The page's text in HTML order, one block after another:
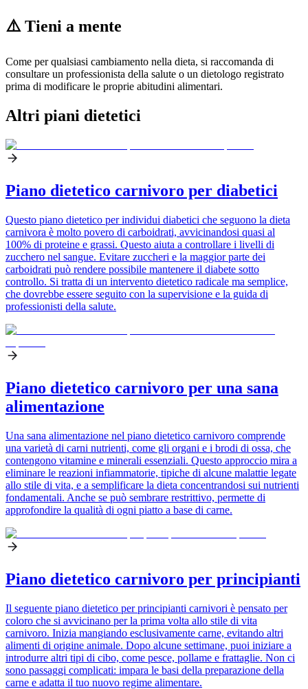
⚠️ Tieni a mente
Come per qualsiasi cambiamento nella dieta, si raccomanda di
consultare un professionista della salute o un dietologo registrato
prima di modificare le proprie abitudini alimentari.
Altri piani dietetici
Piano dietetico carnivoro per diabetici
Questo piano dietetico per individui diabetici che seguono la dieta
carnivora è molto povero di carboidrati, avvicinandosi quasi al
100% di proteine e grassi. Questo aiuta a controllare i livelli di
zucchero nel sangue. Evitare zuccheri e la maggior parte dei
carboidrati può rendere possibile mantenere il diabete sotto
controllo. Si tratta di un intervento dietetico radicale ma semplice,
che dovrebbe essere seguito con la supervisione e la guida di
professionisti della salute.
Piano dietetico carnivoro per una sana
alimentazione
Una sana alimentazione nel piano dietetico carnivoro comprende
una varietà di carni nutrienti, come gli organi e i brodi di ossa, che
contengono vitamine e minerali essenziali. Questo approccio mira a
eliminare le reazioni infiammatorie, tipiche di alcune malattie legate
allo stile di vita, e a semplificare la dieta concentrandosi sui nutrienti
fondamentali. Anche se può sembrare restrittivo, permette di
approfondire la qualità di ogni piatto a base di carne.
Piano dietetico carnivoro per principianti
Il seguente piano dietetico per principianti carnivori è pensato per
coloro che si avvicinano per la prima volta allo stile di vita
carnivoro. Inizia mangiando esclusivamente carne, evitando altri
alimenti di origine animale. Dopo alcune settimane, puoi iniziare a
introdurre altri tipi di cibo, come pesce, pollame e frattaglie. Non ci
sono passaggi complicati: impara le basi della preparazione della
carne e adatta il tuo nuovo regime alimentare.